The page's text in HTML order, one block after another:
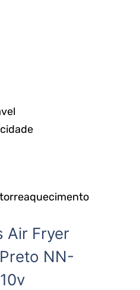
Air Fryer
NN-